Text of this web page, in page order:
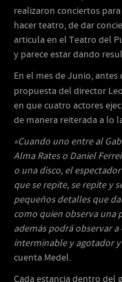
realizaron conciertos
hacer teatro, de dar
articula en el Teatro del
y parece estar dando
En el mes de Junio, antes
propuesta del director
en que cuatro actores
de manera reiterada a lo
«Cuando uno entre al
Alma Rates o Daniel
o una disco, el
que se repite, se repite y
pequeños detalles que
como quien observa una
además podrá observar
interminable y agotador y
cuenta Medel.
Cada estancia dentro del